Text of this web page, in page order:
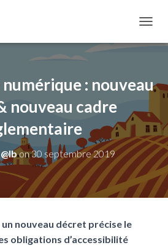
: nouveau
nouveau cadre
@lbon30 septembre 2019
nouveau décret précise le
obligations d’accessibilité